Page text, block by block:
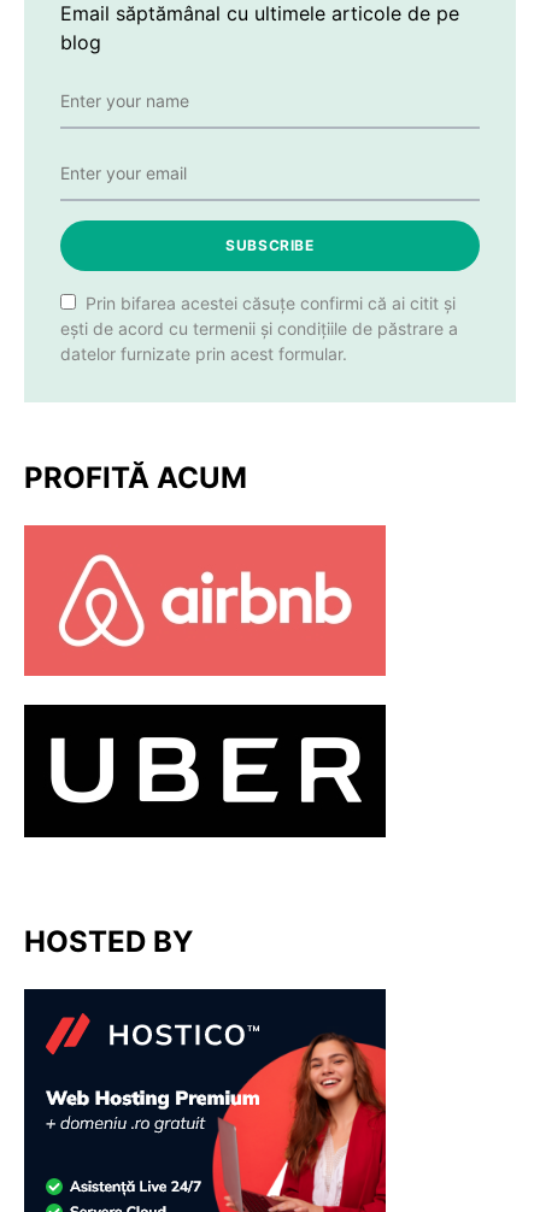
Email săptămânal cu ultimele articole de pe
blog
SUBSCRIBE
Prin bifarea acestei căsuțe confirmi că ai citit și
ești de acord cu termenii și condițiile de păstrare a
datelor furnizate prin acest formular.
PROFITĂ ACUM
HOSTED BY